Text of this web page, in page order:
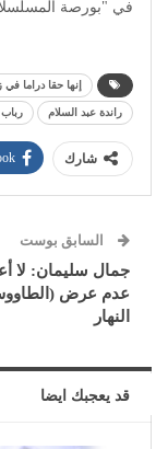
في "بورصة
إنها حقا دراما
راندة عبد السلام رباب
شارك
السابق بوست
جمال سليمان: لا
عدم عرض
النهار
قد يعجبك ايضا